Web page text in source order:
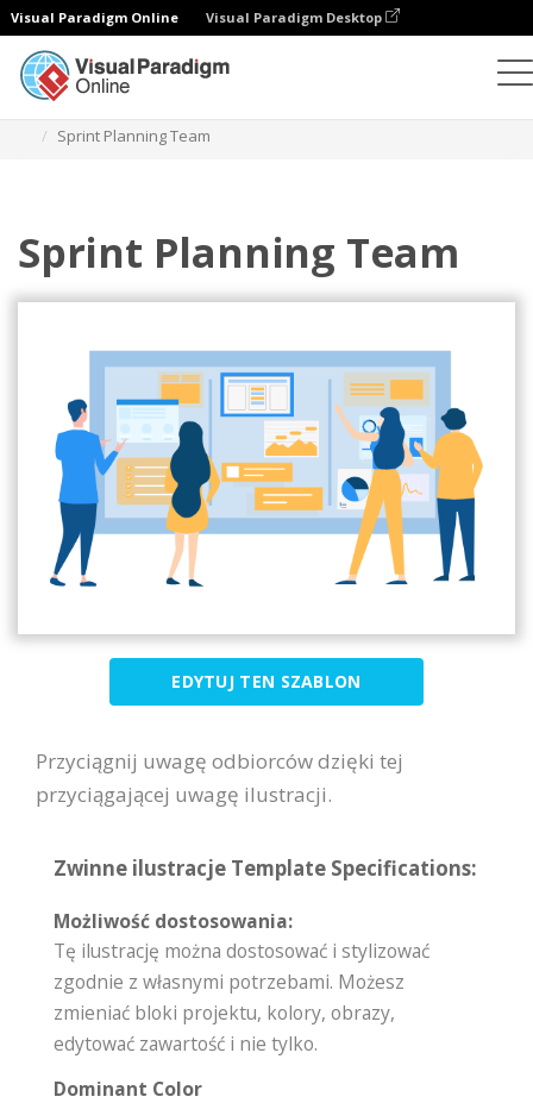
Visual Paradigm Online Visual Paradigm Desktop
Sprint Planning Team
Sprint Planning Team
EDYTUJ TEN SZABLON
Przyciągnij uwagę odbiorców dzięki tej
przyciągającej uwagę ilustracji.
Zwinne ilustracje Template Specifications:
Możliwość dostosowania:
Tę ilustrację można dostosować i stylizować
zgodnie z własnymi potrzebami. Możesz
zmieniać bloki projektu, kolory, obrazy,
edytować zawartość i nie tylko.
Dominant Color